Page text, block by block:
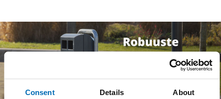
Consent Details About